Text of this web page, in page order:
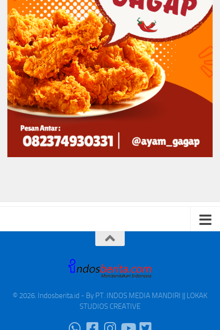
© 2026. Indosberita.id - By PT. INDOS MEDIA MANDIRI || LOKAK
STUDIOS CREATIVE